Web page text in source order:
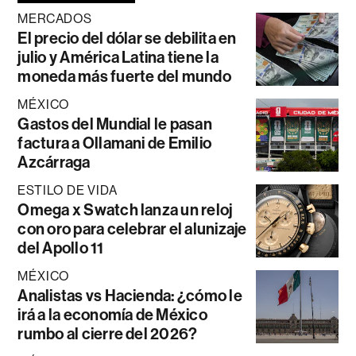
MERCADOS
El precio del dólar se debilita en
julio y América Latina tiene la
moneda más fuerte del mundo
MÉXICO
Gastos del Mundial le pasan
factura a Ollamani de Emilio
Azcárraga
ESTILO DE VIDA
Omega x Swatch lanza un reloj
con oro para celebrar el alunizaje
del Apollo 11
MÉXICO
Analistas vs Hacienda: ¿cómo le
irá a la economía de México
rumbo al cierre del 2026?